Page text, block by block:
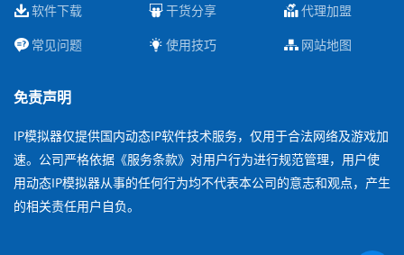
软件下载
常见问题
干货分享
使用技巧
代理加盟
网站地图
免责声明
IP模拟器仅提供国内动态IP软件技术服务，仅用于合法网络及游戏加
速。公司严格依据《服务条款》对用户行为进行规范管理，用户使
用动态IP模拟器从事的任何行为均不代表本公司的意志和观点，产生
的相关责任用户自负。